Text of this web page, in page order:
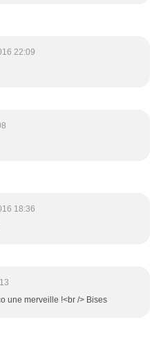
22:09
18:36
une merveille !<br /> Bises